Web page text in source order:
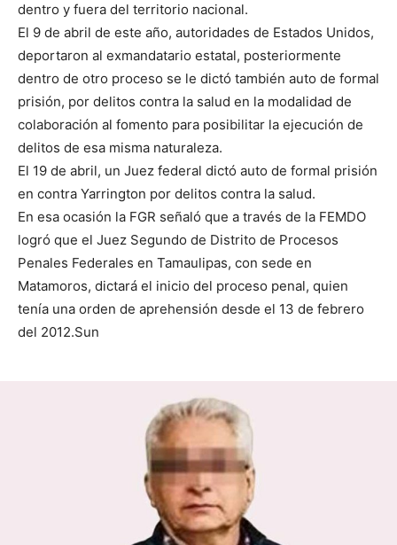
dentro y fuera del territorio nacional.
El 9 de abril de este año, autoridades de Estados Unidos,
deportaron al exmandatario estatal, posteriormente
dentro de otro proceso se le dictó también auto de formal
prisión, por delitos contra la salud en la modalidad de
colaboración al fomento para posibilitar la ejecución de
delitos de esa misma naturaleza.
El 19 de abril, un Juez federal dictó auto de formal prisión
en contra Yarrington por delitos contra la salud.
En esa ocasión la FGR señaló que a través de la FEMDO
logró que el Juez Segundo de Distrito de Procesos
Penales Federales en Tamaulipas, con sede en
Matamoros, dictará el inicio del proceso penal, quien
tenía una orden de aprehensión desde el 13 de febrero
del 2012.Sun